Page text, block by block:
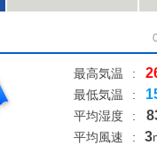
最高気温 :
最低気温
:
平均湿度
:
平均風速
: 3